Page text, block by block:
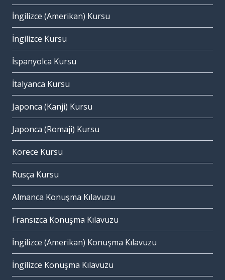
İngilizce (Amerikan) Kursu
İngilizce Kursu
İspanyolca Kursu
İtalyanca Kursu
Japonca (Kanji) Kursu
Japonca (Romaji) Kursu
Korece Kursu
Rusça Kursu
Almanca Konuşma Kılavuzu
Fransızca Konuşma Kılavuzu
İngilizce (Amerikan) Konuşma Kılavuzu
İngilizce Konuşma Kılavuzu